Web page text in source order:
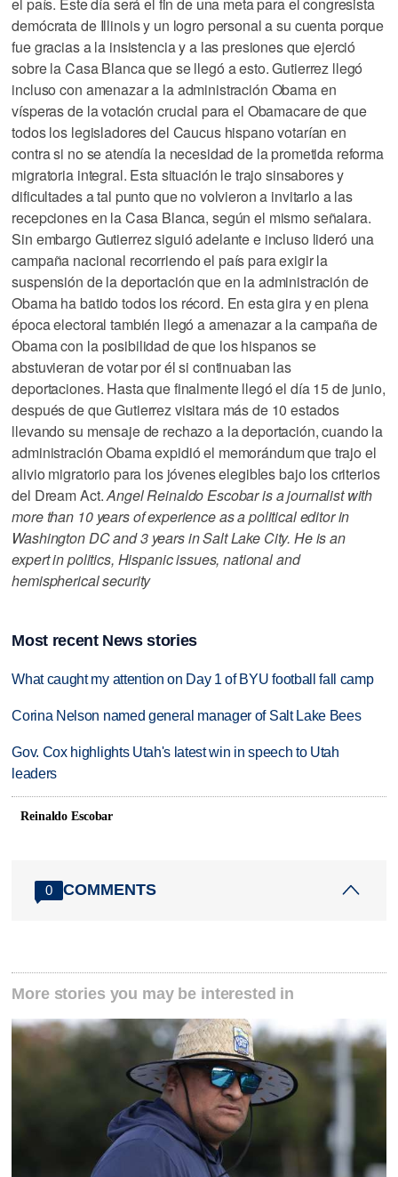
demócrata de Illinois y un logro personal a su cuenta porque
fue gracias a la insistencia y a las presiones que ejerció
sobre la Casa Blanca que se llegó a esto. Gutierrez llegó
incluso con amenazar a la administración Obama en
vísperas de la votación crucial para el Obamacare de que
todos los legisladores del Caucus hispano votarían en
contra si no se atendía la necesidad de la prometida reforma
migratoria integral. Esta situación le trajo sinsabores y
dificultades a tal punto que no volvieron a invitarlo a las
recepciones en la Casa Blanca, según el mismo señalara.
Sin embargo Gutierrez siguió adelante e incluso lideró una
campaña nacional recorriendo el país para exigir la
suspensión de la deportación que en la administración de
Obama ha batido todos los récord. En esta gira y en plena
época electoral también llegó a amenazar a la campaña de
Obama con la posibilidad de que los hispanos se
abstuvieran de votar por él si continuaban las
deportaciones. Hasta que finalmente llegó el día 15 de junio,
después de que Gutierrez visitara más de 10 estados
llevando su mensaje de rechazo a la deportación, cuando la
administración Obama expidió el memorándum que trajo el
alivio migratorio para los jóvenes elegibles bajo los criterios
del Dream Act.Angel Reinaldo Escobar is a journalist with
more than 10 years of experience as a political editor in
Washington DC and 3 years in Salt Lake City. He is an
expert in politics, Hispanic issues, national and
hemispherical security
Most recent News stories
What caught my attention on Day 1 of BYU football fall camp
Corina Nelson named general manager of Salt Lake Bees
Gov. Cox highlights Utah's latest win in speech to Utah
leaders
Reinaldo Escobar
0 COMMENTS
More stories you may be interested in